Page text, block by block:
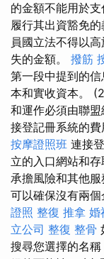
的金額不能用於
履行其出資豁免
員國立法不得以
失的金額。 撥筋
第一段中提到的
本和實收資本。
和運作必須由聯
接登記冊系統的費
按摩證照班 連接
立的入口網站和
承擔風險和其他服
可以確保沒有兩
證照 整復 推拿 婚
立公司 整復 整骨
搜尋您選擇的名